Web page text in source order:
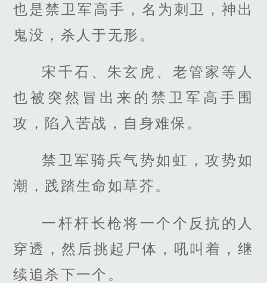
也是禁卫军高手，名为刺卫，神出
鬼没，杀人于无形。
宋千石、朱玄虎、老管家等人
也被突然冒出来的禁卫军高手围
攻，陷入苦战，自身难保。
禁卫军骑兵气势如虹，攻势如
潮，践踏生命如草芥。
一杆杆长枪将一个个反抗的人
穿透，然后挑起尸体，吼叫着，继
续追杀下一个。